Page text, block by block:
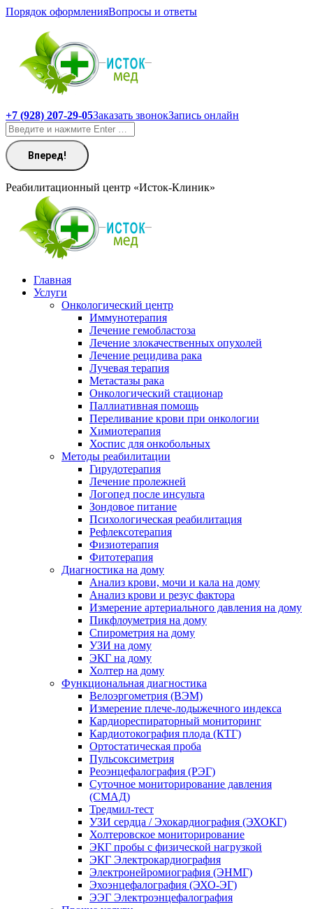
Перейти
содержанию
Порядок оформленияВопросы и ответы
+7 (928) 207-29-05Заказать звонокЗапись онлайн
Поиск:
Реабилитационный центр «Исток-Клиник»
Главная
Услуги
Онкологический центр
Иммунотерапия
Лечение гемобластоза
Лечение злокачественных опухолей
Лечение рецидива рака
Лучевая терапия
Метастазы рака
Онкологический стационар
Паллиативная помощь
Переливание крови при онкологии
Химиотерапия
Хоспис для онкобольных
Методы реабилитации
Гирудотерапия
Лечение пролежней
Логопед после инсульта
Зондовое питание
Психологическая реабилитация
Рефлексотерапия
Физиотерапия
Фитотерапия
Диагностика на дому
Анализ крови, мочи и кала на дому
Анализ крови и резус фактора
Измерение артериального давления на дому
Пикфлоуметрия на дому
Спирометрия на дому
УЗИ на дому
ЭКГ на дому
Холтер на дому
Функциональная диагностика
Велоэргометрия (ВЭМ)
Измерение плече-лодыжечного индекса
Кардиореспираторный мониторинг
Кардиотокография плода (КТГ)
Ортостатическая проба
Пульсоксиметрия
Реоэнцефалография (РЭГ)
Суточное мониторирование давления
(СМАД)
Тредмил-тест
УЗИ сердца / Эхокардиография (ЭХОКГ)
Холтеровское мониторирование
ЭКГ пробы с физической нагрузкой
ЭКГ Электрокардиография
Электронейромиография (ЭНМГ)
Эхоэнцефалография (ЭХО-ЭГ)
ЭЭГ Электроэнцефалография